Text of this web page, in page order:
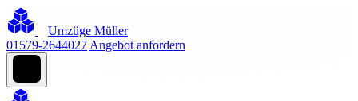
Umzüge Müller
01579-2644027 Angebot anfordern